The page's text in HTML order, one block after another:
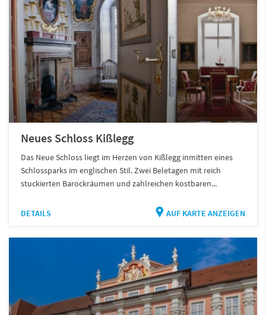
Neues Schloss Kißlegg
Das Neue Schloss liegt im Herzen von Kißlegg inmitten eines
Schlossparks im englischen Stil. Zwei Beletagen mit reich
stuckierten Barockräumen und zahlreichen kostbaren...
DETAILS AUF KARTE ANZEIGEN